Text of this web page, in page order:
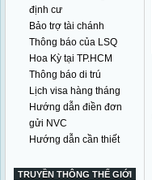
định cư
Bảo trợ tài chánh
Thông báo của LSQ
Hoa Kỳ tại TP.HCM
Thông báo di trú
Lịch visa hàng tháng
Hướng dẫn điền đơn
gửi NVC
Hướng dẫn cần thiết
TRUYỀN THÔNG THẾ GIỚI